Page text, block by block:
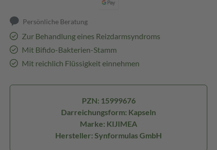
Persönliche Beratung
Zur Behandlung eines Reizdarmsyndroms
Mit Bifido-Bakterien-Stamm
Mit reichlich Flüssigkeit einnehmen
PZN: 15999676
Darreichungsform: Kapseln
Marke: KIJIMEA
Hersteller: Synformulas GmbH